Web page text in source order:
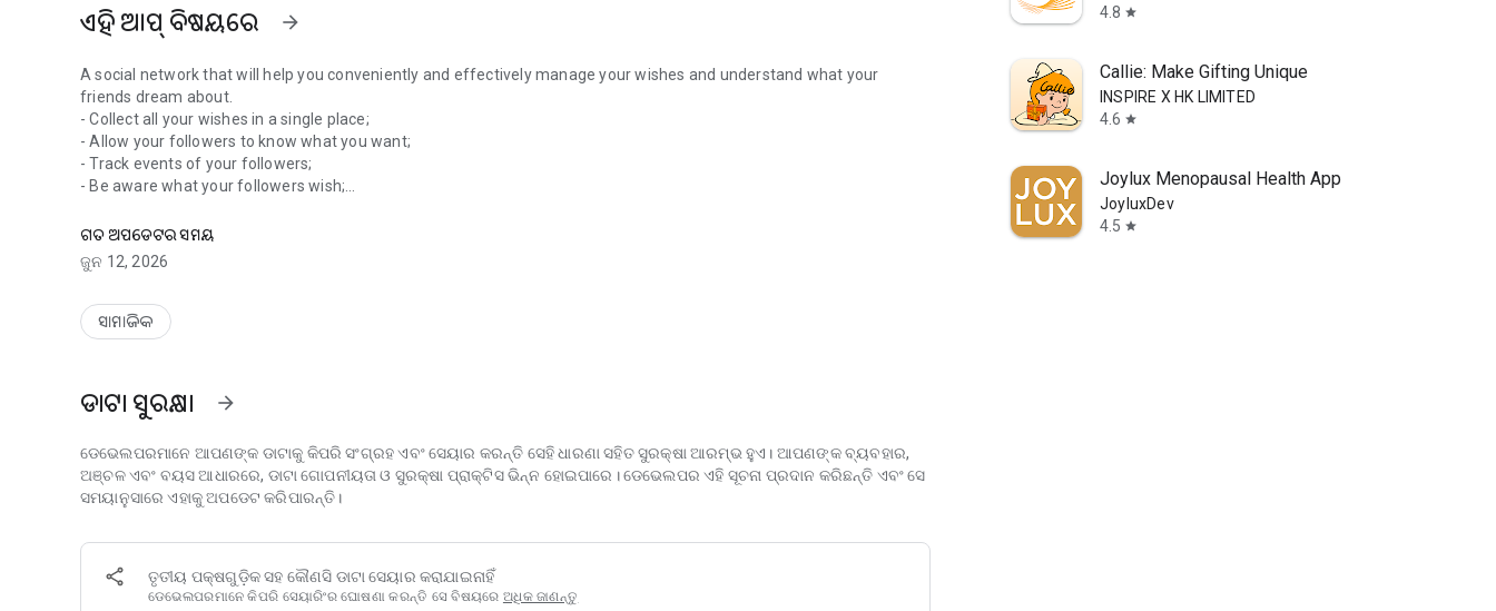
ଏହି ଆପ୍ ବିଷୟରେ arrow_forward
A social network that will help you conveniently and effectively manage your wishes and understand what your
friends dream about.
- Collect all your wishes in a single place;
- Allow your followers to know what you want;
- Track events of your followers;
- Be aware what your followers wish;
- Discover more wish ideas with wishes news feed;
- Track all followers updates, so you always know what they want right now;
- Organize Secret Santa and fundraising for your dreams;
App is free, but buying subscription gives you more power now and in the future!
[Minimum supported app version: 6.11.1]
ଗତ ଅପଡେଟର ସମୟ
ଜୁନ 12, 2026
ସାମାଜିକ
ଡାଟା ସୁରକ୍ଷା arrow_forward
ଡେଭେଲପରମାନେ ଆପଣଙ୍କ ଡାଟାକୁ କିପରି ସଂଗ୍ରହ ଏବଂ ସେୟାର କରନ୍ତି ସେହି ଧାରଣା ସହିତ ସୁରକ୍ଷା ଆରମ୍ଭ ହୁଏ। ଆପଣଙ୍କ ବ୍ୟବହାର,
ଅଞ୍ଚଳ ଏବଂ ବୟସ ଆଧାରରେ, ଡାଟା ଗୋପନୀୟତା ଓ ସୁରକ୍ଷା ପ୍ରାକ୍ଟିସ ଭିନ୍ନ ହୋଇପାରେ। ଡେଭେଲପର ଏହି ସୂଚନା ପ୍ରଦାନ କରିଛନ୍ତି ଏବଂ ସେ
ସମୟାନୁସାରେ ଏହାକୁ ଅପଡେଟ କରିପାରନ୍ତି।
ତୃତୀୟ ପକ୍ଷଗୁଡ଼ିକ ସହ କୌଣସି ଡାଟା ସେୟାର କରାଯାଇନାହିଁ
ଡେଭେଲପରମାନେ କିପରି ସେୟାରିଂର ଘୋଷଣା କରନ୍ତି ସେ ବିଷୟରେ ଅଧିକ ଜାଣନ୍ତୁ
4.8 star
Callie: Make Gifting Unique
INSPIRE X HK LIMITED
4.6 star
Joylux Menopausal Health App
JoyluxDev
4.5 star